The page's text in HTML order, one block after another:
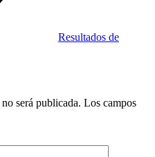
Resultados de
será publicada. Los campos